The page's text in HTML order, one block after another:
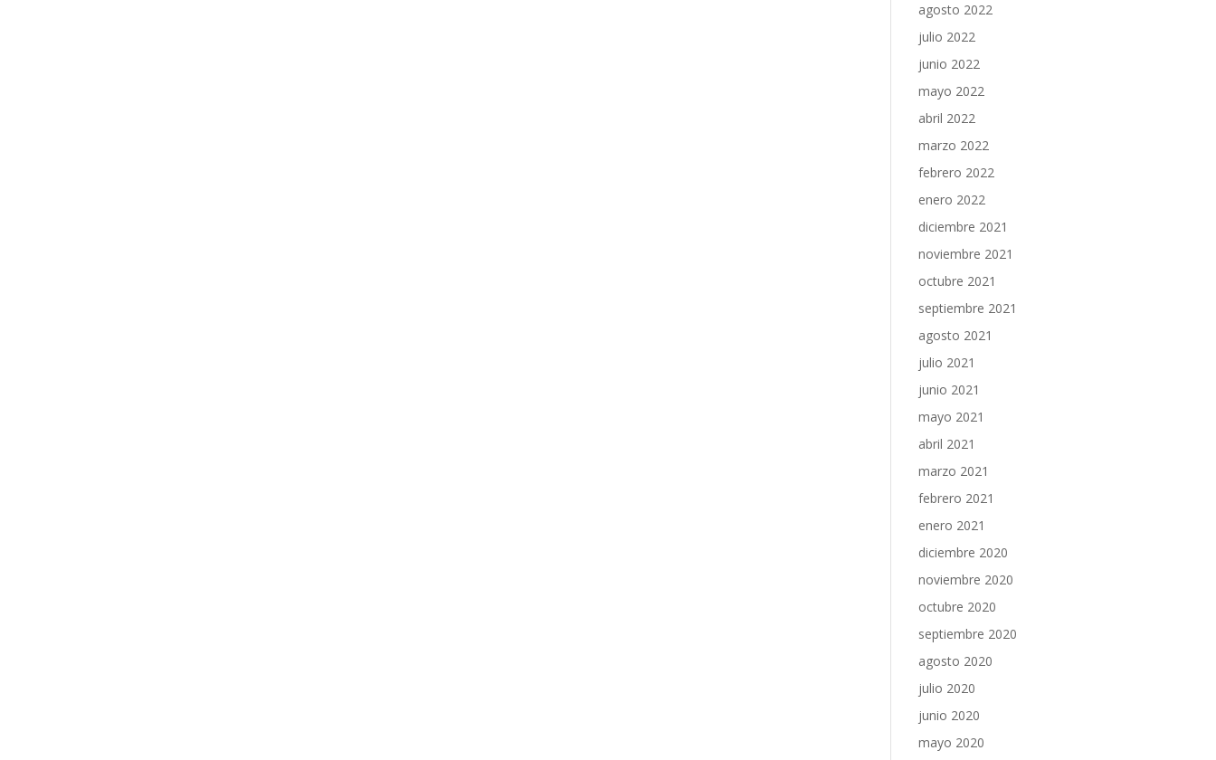
agosto 2022
julio 2022
junio 2022
mayo 2022
abril 2022
marzo 2022
febrero 2022
enero 2022
diciembre 2021
noviembre 2021
octubre 2021
septiembre 2021
agosto 2021
julio 2021
junio 2021
mayo 2021
abril 2021
marzo 2021
febrero 2021
enero 2021
diciembre 2020
noviembre 2020
octubre 2020
septiembre 2020
agosto 2020
julio 2020
junio 2020
mayo 2020